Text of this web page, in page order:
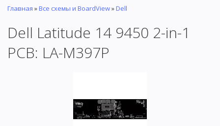
Главная »Все схемы и BoardView»Dell
Dell Latitude 14 9450 2-in-1
PCB: LA-M397P